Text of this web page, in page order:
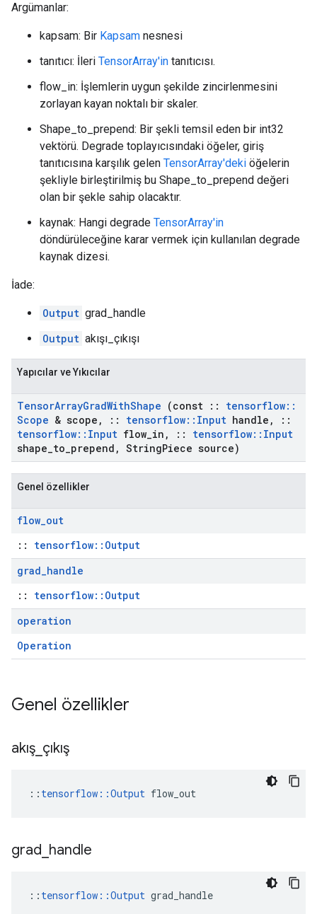
Argümanlar:
kapsam: Bir Kapsam nesnesi
tanıtıcı: İleri TensorArray'in tanıtıcısı.
flow_in: İşlemlerin uygun şekilde zincirlenmesini
zorlayan kayan noktalı bir skaler.
Shape_to_prepend: Bir şekli temsil eden bir int32
vektörü. Degrade toplayıcısındaki öğeler, giriş
tanıtıcısına karşılık gelen TensorArray'deki öğelerin
şekliyle birleştirilmiş bu Shape_to_prepend değeri
olan bir şekle sahip olacaktır.
kaynak: Hangi degrade TensorArray'in
döndürüleceğine karar vermek için kullanılan degrade
kaynak dizesi.
İade:
Output grad_handle
Output akışı_çıkışı
Yapıcılar ve Yıkıcılar
TensorArrayGradWithShape (const :: tensorflow::
Scope & scope , :: tensorflow:: Input handle ,
::
tensorflow:: Input flow in , :: tensorflow:: Input
shape to prepend , StringPiece source)
Genel özellikler
flow_out
:: tensorflow::Output
grad_handle
:: tensorflow::Output
operation
Operation
Genel özellikler
akış çıkış
:: tensorflow::Output flow_out
grad handle
:: tensorflow::Output grad_handle